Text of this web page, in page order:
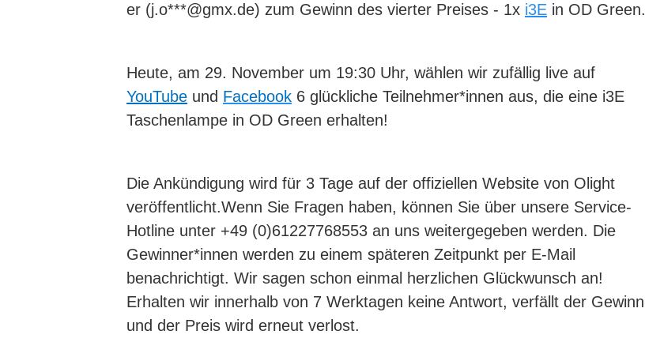
er (j.o***@gmx.de) zum Gewinn des vierter Preises - 1x i3E in OD Green.
Heute, am 29. November um 19:30 Uhr, wählen wir zufällig live auf
YouTube und Facebook 6 glückliche Teilnehmer*innen aus, die eine i3E
Taschenlampe in OD Green erhalten!
Die Ankündigung wird für 3 Tage auf der offiziellen Website von Olight
veröffentlicht.Wenn Sie Fragen haben, können Sie über unsere Service-
Hotline unter +49 (0)61227768553 an uns weitergegeben werden. Die
Gewinner*innen werden zu einem späteren Zeitpunkt per E-Mail
benachrichtigt. Wir sagen schon einmal herzlichen Glückwunsch an!
Erhalten wir innerhalb von 7 Werktagen keine Antwort, verfällt der Gewinn
und der Preis wird erneut verlost.